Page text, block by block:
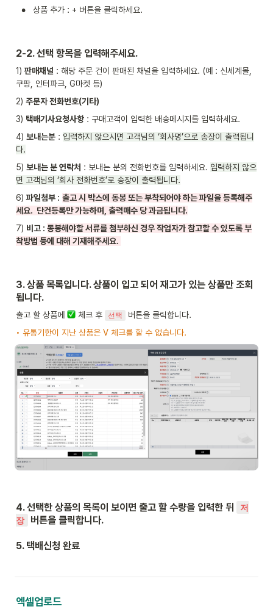
• 상품 추가 : + 버튼을 클릭하세요.
2-2. 선택 항목을 입력해주세요.
1) 판매채널 : 해당 주문 건이 판매된 채널을 입력하세요. (예 : 신세계몰,
쿠팡, 인터파크, G마켓 등)
2) 주문자 전화번호(기타)
3) 택배기사요청사항 : 구매고객이 입력한 배송메시지를 입력하세요.
4) 보내는분 : 입력하지 않으시면 고객님의 ‘회사명’으로 송장이 출력됩니
다.
5) 보내는 분 연락처 : 보내는 분의 전화번호를 입력하세요. 입력하지 않으
면 고객님의 ‘회사 전화번호’로 송장이 출력됩니다.
6) 파일첨부 : 출고 시 박스에 동봉 또는 부착되어야 하는 파일을 등록해주
세요.  단건등록만 가능하며, 출력매수 당 과금됩니다.
7) 비고 : 동봉해야할 서류를 첨부하신 경우 작업자가 참고할 수 있도록 부
착방법 등에 대해 기재해주세요.
3. 상품 목록입니다. 상품이 입고 되어 재고가 있는 상품만 조회
됩니다.
출고 할 상품에 체크 후 선택
버튼을 클릭합니다.
• 유통기한이 지난 상품은 V 체크를 할 수 없습니다.
4. 선택한 상품의 목록이 보이면 출고 할 수량을 입력한 뒤
저
장
버튼을 클릭합니다.
5. 택배신청 완료
엑셀업로드